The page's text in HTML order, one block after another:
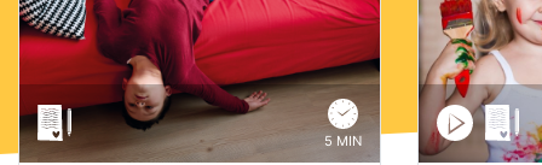
5 MIN